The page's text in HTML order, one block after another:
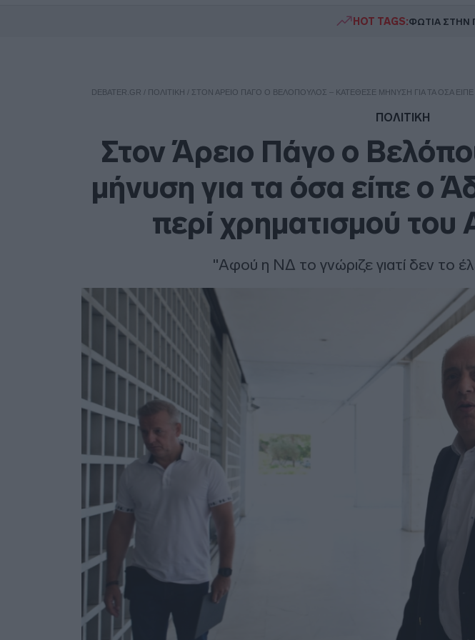
HOT TAGS:ΦΩΤΙΑ ΣΤΗΝ
DEBATER.GR / ΠΟΛΙΤΙΚΗ / ΣΤΟΝ ΆΡΕΙΟ ΠΆΓΟ Ο ΒΕΛΌΠΟΥΛΟΣ – ΚΑΤΈΘΕΣΕ ΜΉΝΥΣΗ ΓΙΑ ΤΑ ΌΣΑ
ΠΟΛΙΤΙΚΗ
Στον Άρειο Πάγο ο
μήνυση για τα όσα είπε ο
περί χρηματισμού του
"Αφού η ΝΔ το γνώριζε γιατί δεν το